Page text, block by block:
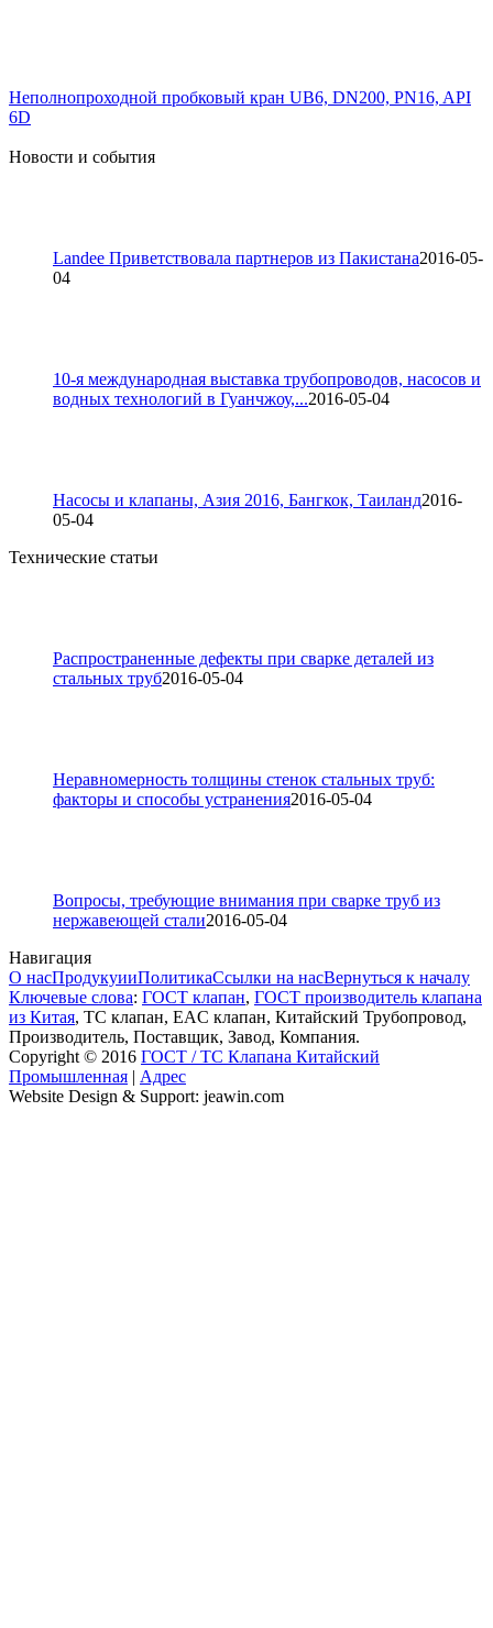
Неполнопроходной пробковый кран UB6, DN200, PN16, API
6D
Новости и события
Landee Приветствовала партнеров из Пакистана2016-05-
04
10-я международная выставка трубопроводов, насосов и
водных технологий в Гуанчжоу,...2016-05-04
Насосы и клапаны, Азия 2016, Бангкок, Таиланд2016-
05-04
Технические статьи
Распространенные дефекты при сварке деталей из
стальных труб2016-05-04
Неравномерность толщины стенок стальных труб:
факторы и способы устранения2016-05-04
Вопросы, требующие внимания при сварке труб из
нержавеющей стали2016-05-04
Навигация
О насПродукуииПолитикаСсылки на насВернуться к началу
Ключевые слова: ГОСТ клапан, ГОСТ производитель клапана
из Китая, ТС клапан, EAC клапан, Китайский Трубопровод,
Производитель, Поставщик, Завод, Компания.
Copyright © 2016 ГОСТ / ТС Клапана Китайский
Промышленная | Адрес
Website Design & Support: jeawin.com